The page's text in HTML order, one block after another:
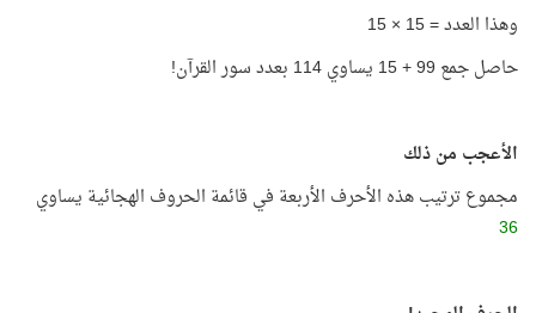
وهذا العدد = 15 × 15
حاصل جمع 99 + 15 يساوي 114 بعدد سور القرآن!
الأعجب من ذلك
مجموع ترتيب هذه الأحرف الأربعة في قائمة الحروف الهجائية يساوي
36